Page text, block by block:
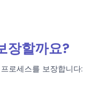
장할까요?
로세스를 보장합니다: